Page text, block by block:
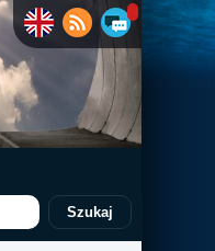
Szukaj